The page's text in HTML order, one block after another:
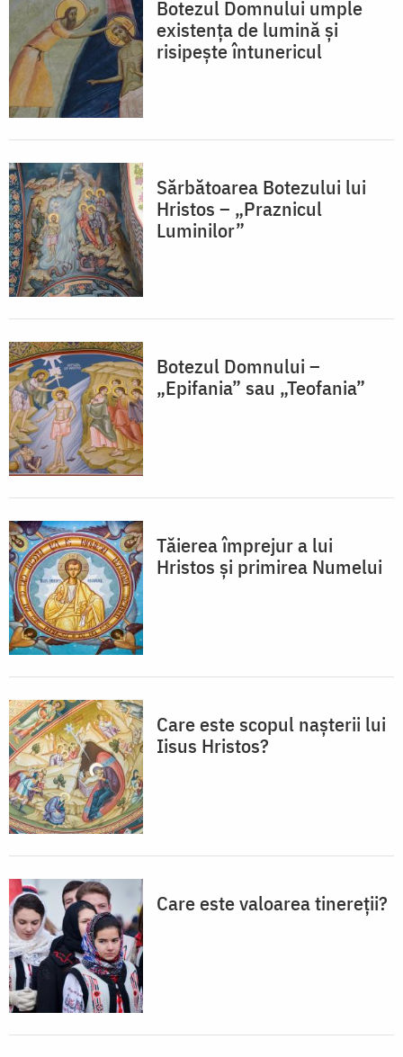
Botezul Domnului umple
existența de lumină și
risipește întunericul
Sărbătoarea Botezului lui
Hristos – „Praznicul
Luminilor”
Botezul Domnului –
„Epifania” sau „Teofania”
Tăierea împrejur a lui
Hristos și primirea Numelui
Care este scopul nașterii lui
Iisus Hristos?
Care este valoarea tinereții?